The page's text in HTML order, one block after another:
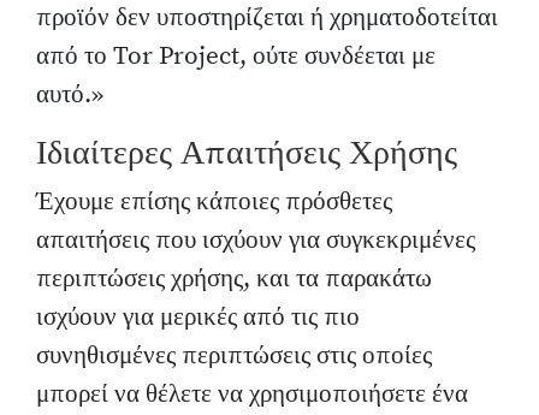
προϊόν δεν υποστηρίζεται ή χρηματοδοτείται
από το Tor Project, ούτε συνδέεται με
αυτό.»
Ιδιαίτερες Απαιτήσεις Χρήσης
Έχουμε επίσης κάποιες πρόσθετες
απαιτήσεις που ισχύουν για συγκεκριμένες
περιπτώσεις χρήσης, και τα παρακάτω
ισχύουν για μερικές από τις πιο
συνηθισμένες περιπτώσεις στις οποίες
μπορεί να θέλετε να χρησιμοποιήσετε ένα